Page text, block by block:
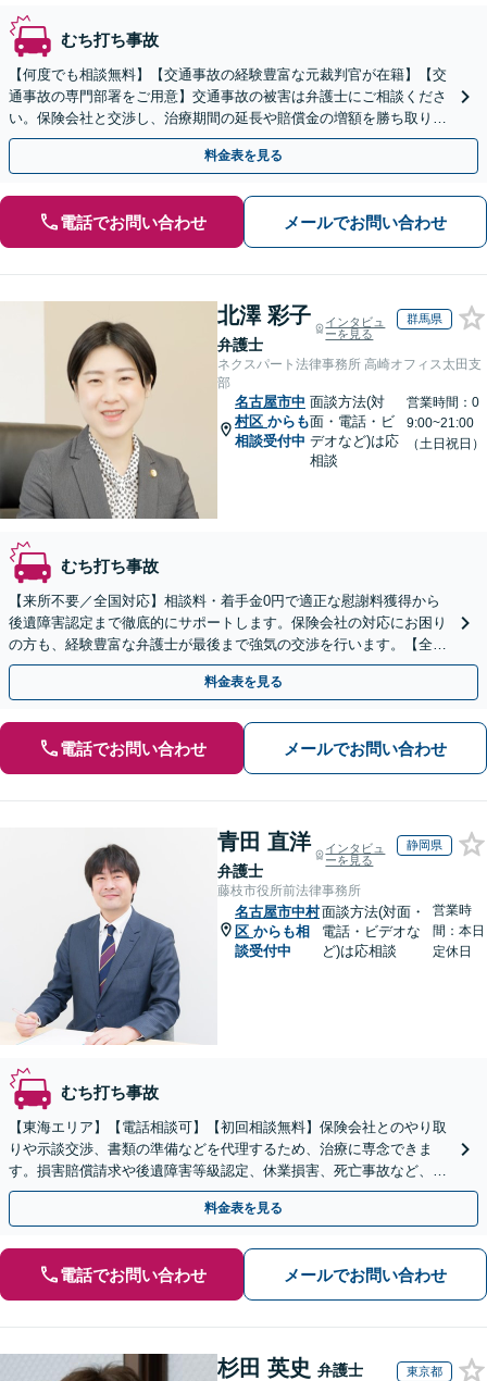
むち打ち事故
【何度でも相談無料】【交通事故の経験豊富な元裁判官が在籍】【交
通事故の専門部署をご用意】交通事故の被害は弁護士にご相談くださ
い。保険会社と交渉し、治療期間の延長や賠償金の増額を勝ち取りま
す。後遺障害の等級認定の手続きなどもお任せください。
料金表を見る
電話でお問い合わせ メールでお問い合わせ
北澤 彩子
弁護士
インタビュ
ーを見る
群馬県
ネクスパート法律事務所 高崎オフィス太田支
部
名古屋市中
村区 からも
相談受付中
面談方法(対
面・電話・ビ
デオなど)は応
相談
営業時間：0
9:00~21:00
（土日祝日）
むち打ち事故
【来所不要／全国対応】相談料・着手金0円で適正な慰謝料獲得から
後遺障害認定まで徹底的にサポートします。保険会社の対応にお困り
の方も、経験豊富な弁護士が最後まで強気の交渉を行います。【全国
13拠点】お気軽にご相談ください。
料金表を見る
電話でお問い合わせ メールでお問い合わせ
青田 直洋
弁護士
インタビュ
ーを見る
静岡県
藤枝市役所前法律事務所
名古屋市中村
区 からも相
談受付中
面談方法(対面・
電話・ビデオな
ど)は応相談
営業時
間：本日
定休日
むち打ち事故
【東海エリア】【電話相談可】【初回相談無料】保険会社とのやり取
りや示談交渉、書類の準備などを代理するため、治療に専念できま
す。損害賠償請求や後遺障害等級認定、休業損害、死亡事故など、幅
広く対応。弁護士特約を利用できます【休日・夜間相談可】
料金表を見る
電話でお問い合わせ メールでお問い合わせ
杉田 英史 弁護士 東京都